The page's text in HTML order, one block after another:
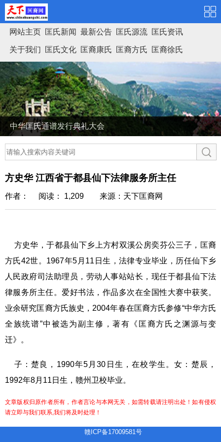
网站主页 匡氏新闻 最新公告 匡氏源流 匡氏资讯
关于我们 匡氏文化 匡裔康氏 匡裔方氏 匡裔徐氏
匡氏家谱
中华匡氏通谱发行典礼大会
方史华 江西省于都县仙下法律服务所主任
作者： 阅读： 1,209 来源：天下匡裔网
方史华，于都县仙下乡上方村双溪公房奕芬公三子，匡裔
方氏42世。 1967年5月11日生，法律专业毕业，历任仙下乡
人民政府司法助理员，劳动人事站站长，现任于都县仙下法
律服务所主任。爱好书法，作品多次在全国性大赛中获奖。
业余研究匡裔方氏族史，2004年春在匡裔方氏参修“中华方氏
全族统谱”中被选为副主修，著有《匡裔方氏之渊源与变
迁》。
子：楚良， 1990年5月30日 生，在校学生。女：楚辰，
1992年8月11日 生，赣州卫校毕业。
文章版权归原作者所有，作者言论与本网无关，如需转载请注明出处！如有侵权
请立即与我们联系,我们将及时处理！
赣ICP备17009581号